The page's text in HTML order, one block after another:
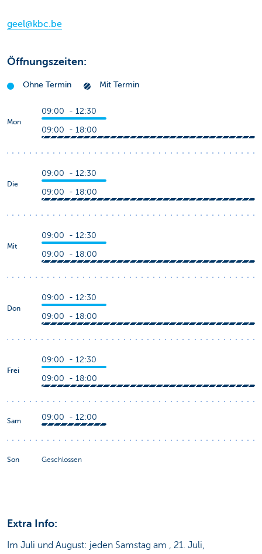
geel@kbc.be
Öffnungszeiten:
Ohne Termin Mit Termin
Mon
09:00 - 12:30
09:00 - 18:00
Die
09:00 - 12:30
09:00 - 18:00
Mit
09:00 - 12:30
09:00 - 18:00
Don
09:00 - 12:30
09:00 - 18:00
Frei
09:00 - 12:30
09:00 - 18:00
Sam 09:00 - 12:00
Son Geschlossen
Extra Info:
Im Juli und August: jeden Samstag am , 21. Juli,